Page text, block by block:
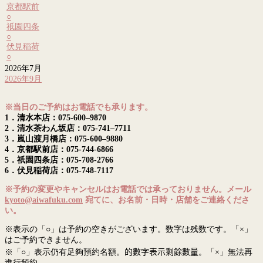
京都駅前
○
祇園四条
○
伏見稲荷
○
2026年7月
2026年9月
※当日のご予約はお電話でも承ります。
1．清水本店：075-600–9870
2．清水茶わん坂店：075-741–7711
3．嵐山渡月橋店：075-600–9880
4．京都駅前店：075-744-6866
5．祇園四条店：075-708-2766
6．伏見稲荷店：075-748-7117
※予約の変更やキャンセルはお電話では承っておりません。メール
kyoto@aiwafuku.com 宛てに、お名前・日時・店舗をご連絡くださ
い。
※表示の「○」は予約の空きがございます。数字は残数です。「×」
はご予約できません。
※「○」表示仍有足夠預約名額。 的數字表示剩餘數量。「×」無法再